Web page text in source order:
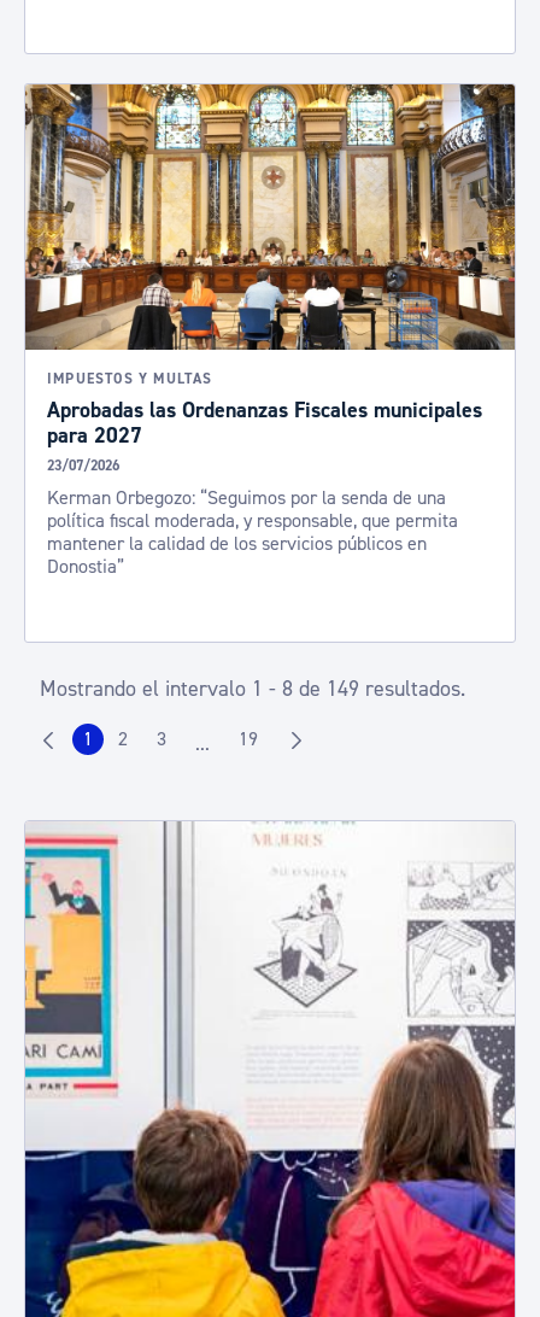
IMPUESTOS Y MULTAS
Aprobadas las Ordenanzas Fiscales municipales
para 2027
23/07/2026
Kerman Orbegozo: “Seguimos por la senda de una
política fiscal moderada, y responsable, que permita
mantener la calidad de los servicios públicos en
Donostia”
Mostrando el intervalo 1 - 8 de 149 resultados.
Página
1 Página
2 Página
3 ...Páginas intermedias Use TAB para
Página
19